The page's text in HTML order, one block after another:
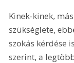
Kinek-kinek,
szükséglete,
szokás kérdése
szerint, a